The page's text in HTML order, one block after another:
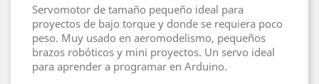
Servomotor de tamaño pequeño ideal para
proyectos de bajo torque y donde se requiera poco
peso. Muy usado en aeromodelismo, pequeños
brazos robóticos y mini proyectos. Un servo ideal
para aprender a programar en Arduino.